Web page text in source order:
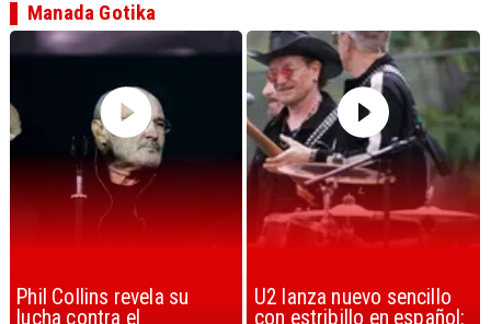
U2 lanza nuevo sencillo
con estribillo en español:
“Africa” de Toto es
considerada la mejor
Manada Gotika